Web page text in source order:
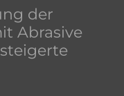
der
Abrasive